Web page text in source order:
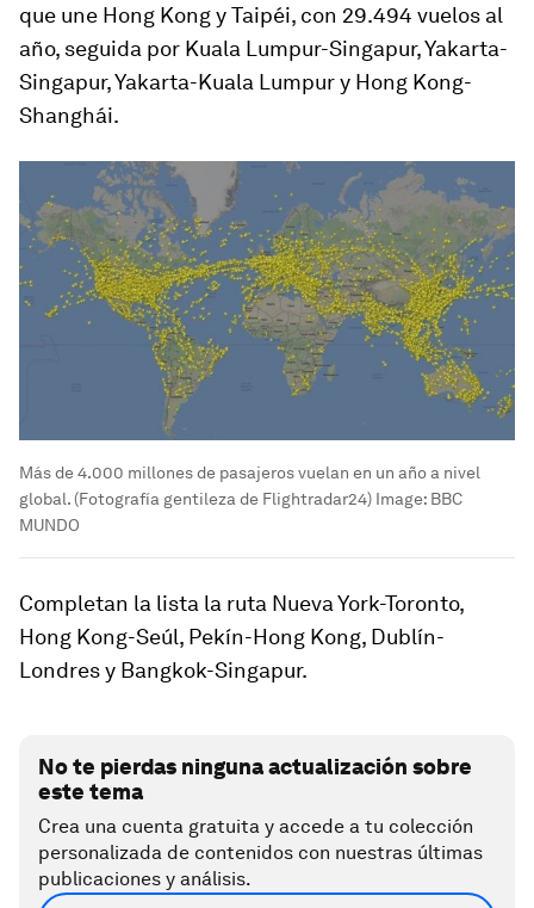
que une Hong Kong yTaipéi, con 29.494 vuelos al
año, seguida por Kuala Lumpur-Singapur, Yakarta-
Singapur, Yakarta-Kuala Lumpur y Hong Kong-
Shanghái.
Más de 4.000 millones de pasajeros vuelan en un año a nivel
global. (Fotografía gentileza de Flightradar24) Image: BBC
MUNDO
Completan la lista la ruta Nueva York-Toronto,
Hong Kong-Seúl, Pekín-Hong Kong, Dublín-
Londres y Bangkok-Singapur.
No te pierdas ninguna actualización sobre
este tema
Crea una cuenta gratuita y accede a tu colección
personalizada de contenidos con nuestras últimas
publicaciones y análisis.